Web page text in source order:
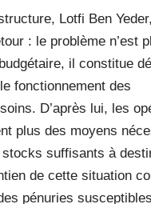
Lotfi Ben
: le problème n’est
il constitue
fonctionnement des
D’après lui, les
plus des moyens
suffisants à
de cette situation
pénuries